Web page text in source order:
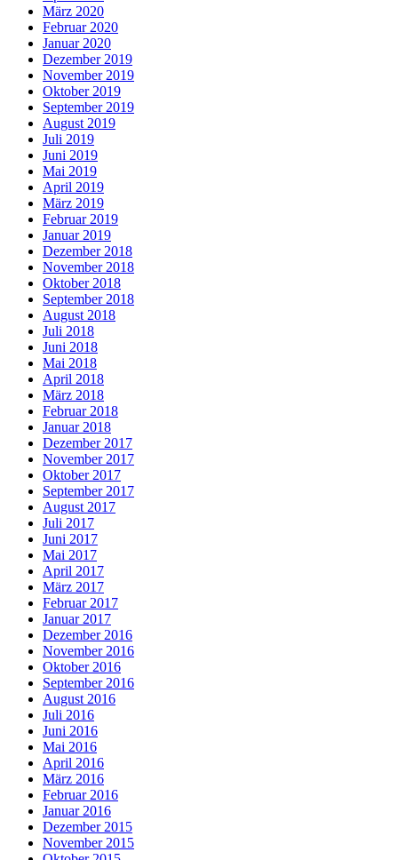
März 2020
Februar 2020
Januar 2020
Dezember 2019
November 2019
Oktober 2019
September 2019
August 2019
Juli 2019
Juni 2019
Mai 2019
April 2019
März 2019
Februar 2019
Januar 2019
Dezember 2018
November 2018
Oktober 2018
September 2018
August 2018
Juli 2018
Juni 2018
Mai 2018
April 2018
März 2018
Februar 2018
Januar 2018
Dezember 2017
November 2017
Oktober 2017
September 2017
August 2017
Juli 2017
Juni 2017
Mai 2017
April 2017
März 2017
Februar 2017
Januar 2017
Dezember 2016
November 2016
Oktober 2016
September 2016
August 2016
Juli 2016
Juni 2016
Mai 2016
April 2016
März 2016
Februar 2016
Januar 2016
Dezember 2015
November 2015